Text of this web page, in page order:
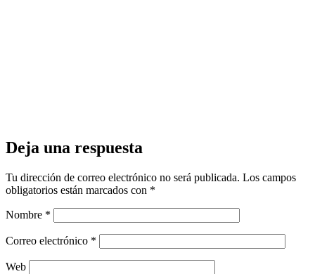
Deja una respuesta
Tu dirección de correo electrónico no será publicada. Los campos
obligatorios están marcados con *
Nombre *
Correo electrónico *
Web